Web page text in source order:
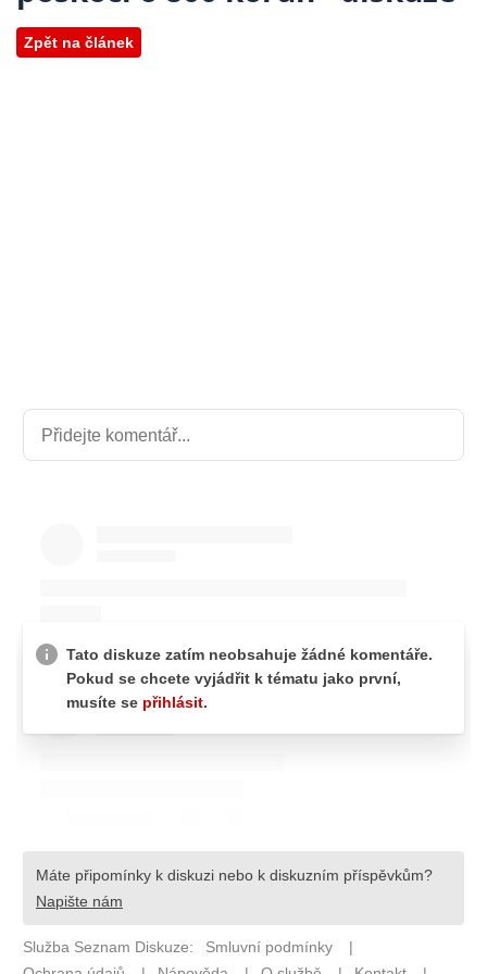
Zpět na článek